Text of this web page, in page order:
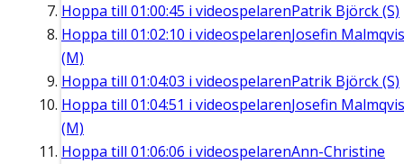
Hoppa till 01:00:45 i videospelarenPatrik Björck (S)
Hoppa till 01:02:10 i videospelarenJosefin
(M)
Hoppa till 01:04:03 i videospelarenPatrik Björck (S)
Hoppa till 01:04:51 i videospelarenJosefin
(M)
Hoppa till 01:06:06 i videospelarenAnn-Christine